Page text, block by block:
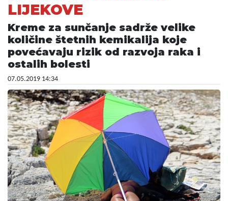
LIJEKOVE
Kreme za sunčanje sadrže velike
količine štetnih kemikalija koje
povećavaju rizik od razvoja raka i
ostalih bolesti
07.05.2019 14:34